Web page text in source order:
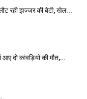
रही झज्जर की बेटी, खेल...
दो कांवड़ियों की मौत,...